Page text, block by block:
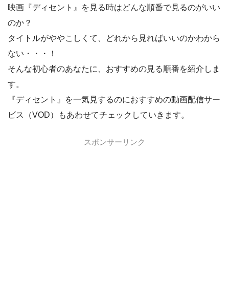
映画『ディセント』を見る時はどんな順番で見るのがいい
のか？
タイトルがややこしくて、どれから見ればいいのかわから
ない・・・！
そんな初心者のあなたに、おすすめの見る順番を紹介しま
す。
『ディセント』を一気見するのにおすすめの動画配信サー
ビス（VOD）もあわせてチェックしていきます。
スポンサーリンク